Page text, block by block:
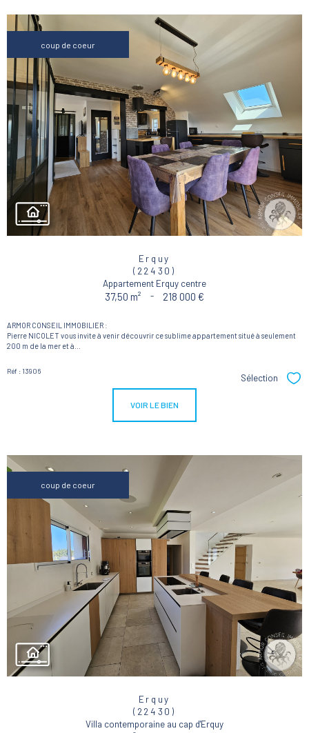
coup de coeur
Erquy
(22430)
Appartement Erquy centre
37,50 m² - 218 000 €
ARMOR CONSEIL IMMOBILIER :
Pierre NICOLET vous invite à venir découvrir ce sublime appartement situé à seulement
200 m de la mer et à...
Réf : 13906
Sélection
VOIR LE BIEN
coup de coeur
Erquy
(22430)
Villa contemporaine au cap d'Erquy